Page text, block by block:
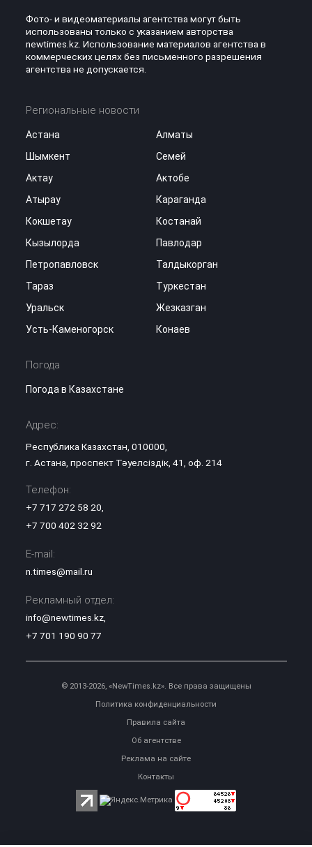
Фото- и видеоматериалы агентства могут быть
использованы только с указанием авторства
newtimes.kz. Использование материалов агентства в
коммерческих целях без письменного разрешения
агентства не допускается.
Региональные новости
Астана
Алматы
Шымкент
Семей
Актау
Актобе
Атырау
Караганда
Кокшетау
Костанай
Кызылорда
Павлодар
Петропавловск
Талдыкорган
Тараз
Туркестан
Уральск
Жезказган
Усть-Каменогорск
Конаев
Погода
Погода в Казахстане
Адрес:
Республика Казахстан, 010000,
г. Астана, проспект Тәуелсіздік, 41, оф. 214
Телефон:
+7 717 272 58 20
+7 700 402 32 92
E-mail:
n.times@mail.ru
Рекламный отдел:
info@newtimes.kz,
+7 701 190 90 77
© 2013-2026, «NewTimes.kz». Все права защищены
Политика конфиденциальности
Правила сайта
Об агентстве
Реклама на сайте
Контакты